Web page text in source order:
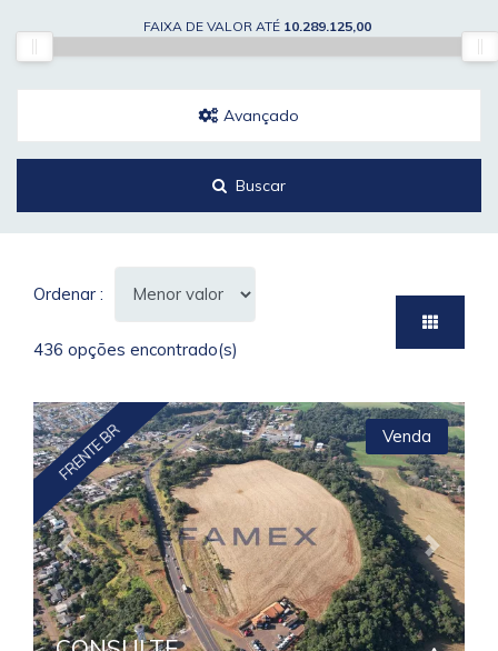
FAIXA DE VALOR ATÉ 10.289.125,00
Avançado
Buscar
Ordenar :
436 opções encontrado(s)
Previous Next
FRENTE BR Venda